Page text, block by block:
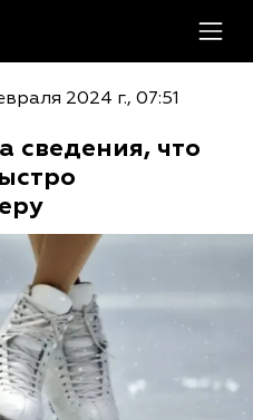
2024 г., 07:51
сведения, что